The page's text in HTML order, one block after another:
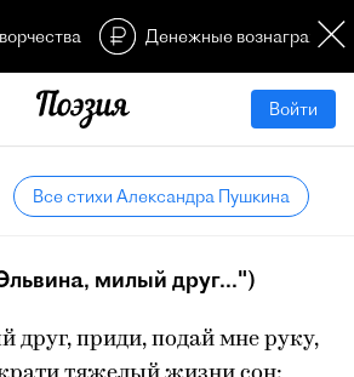
Денежные
Войти
Все стихи Александра Пушкина
милый друг...")
друг, приди, подай мне руку,